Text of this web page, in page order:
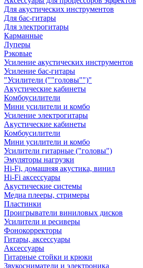
Для акустических инструментов
Для бас-гитары
Для электрогитары
Карманные
Луперы
Рэковые
Усиление акустических инструментов
Усиление бас-гитары
"Усилители (""головы"")"
Акустические кабинеты
Комбоусилители
Мини усилители и комбо
Усиление электрогитары
Акустические кабинеты
Комбоусилители
Мини усилители и комбо
Усилители гитарные ("головы")
Эмуляторы нагрузки
Hi-Fi, домашняя акустика, винил
Hi-Fi аксессуары
Акустические системы
Медиа плееры, стримеры
Пластинки
Проигрыватели виниловых дисков
Усилители и ресиверы
Фонокорректоры
Гитары, аксессуары
Аксессуары
Гитарные стойки и крюки
Звукосниматели и электроника